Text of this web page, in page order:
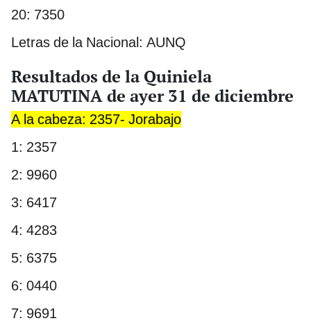
20: 7350
Letras de la Nacional: AUNQ
Resultados de la Quiniela
MATUTINA de ayer 31 de diciembre
A la cabeza: 2357- Jorabajo
1: 2357
2: 9960
3: 6417
4: 4283
5: 6375
6: 0440
7: 9691